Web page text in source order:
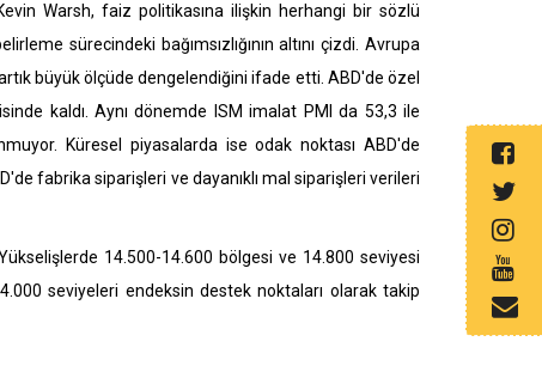
Warsh, faiz politikasına ilişkin herhangi bir sözlü
sürecindeki bağımsızlığının altını çizdi. Avrupa
büyük ölçüde dengelendiğini ifade etti. ABD'de özel
kaldı. Aynı dönemde ISM imalat PMI da 53,3 ile
Küresel piyasalarda ise odak noktası ABD'de
fabrika siparişleri ve dayanıklı mal siparişleri verileri
14.500-14.600 bölgesi ve 14.800 seviyesi
seviyeleri endeksin destek noktaları olarak takip